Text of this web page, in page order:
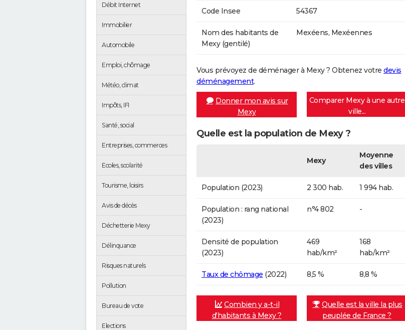
Débit Internet
Immobilier
Automobile
Emploi, chômage
Météo, climat
Impôts, IFI
Santé, social
Entreprises, commerces
Ecoles, scolarité
Tourisme, loisirs
Avis de décès
Déchetterie Mexy
Délinquance
Risques naturels
Pollution
Bureau de vote
Elections
Code Insee 54367
Nom des habitants de
Mexy (gentilé)
Mexéens, Mexéennes
Vous prévoyez de déménager à Mexy ? Obtenez votre devis
déménagement.
Donner mon avis sur
Mexy
Comparer Mexy à une autre
ville...
Quelle est la population de Mexy ?
Mexy
Moyenne
des villes
Population (2023) 2 300 hab. 1 994 hab.
Population : rang national
(2023)
n°4 802 -
Densité de population
(2023)
469
hab/km²
168
hab/km²
Taux de chômage (2022) 8,5 % 8,8 %
Combien y a-t-il
d'habitants à Mexy ?
Quelle est la ville la plus
peuplée de France ?